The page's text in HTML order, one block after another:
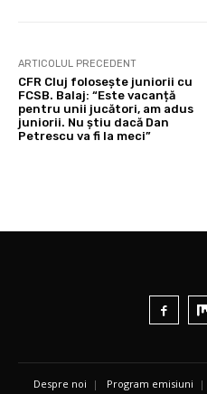
ARTICOLUL PRECEDENT
CFR Cluj folosește juniorii cu
FCSB. Balaj: “Este vacanță
pentru unii jucători, am adus
juniorii. Nu știu dacă Dan
Petrescu va fi la meci”
Despre noi | Program emisiuni |